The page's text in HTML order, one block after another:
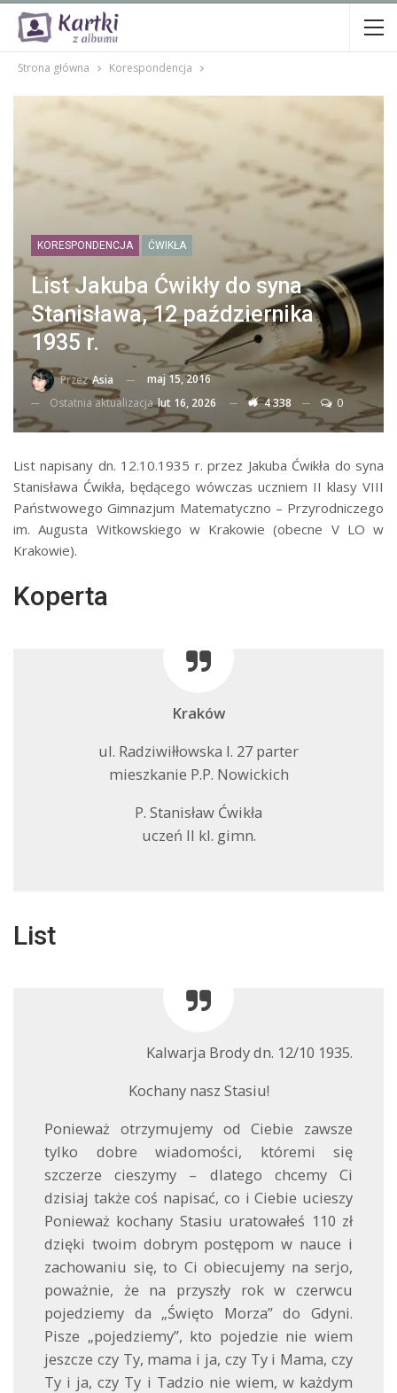
Strona główna Korespondencja
KORESPONDENCJA ĆWIKŁA
List Jakuba Ćwikły do syna
Stanisława, 12 października
1935 r.
PrzezAsia
maj 15, 2016
Ostatnia aktualizacjalut 16, 2026 4 338 0
List napisany dn. 12.10.1935 r. przez Jakuba Ćwikła do syna
Stanisława Ćwikła, będącego wówczas uczniem II klasy VIII
Państwowego Gimnazjum Matematyczno – Przyrodniczego
im. Augusta Witkowskiego w Krakowie (obecne V LO w
Krakowie).
Koperta
Kraków
ul. Radziwiłłowska l. 27 parter
mieszkanie P.P. Nowickich
P. Stanisław Ćwikła
uczeń II kl. gimn.
List
Kalwarja Brody dn. 12/10 1935.
Kochany nasz Stasiu!
Ponieważ otrzymujemy od Ciebie zawsze
tylko dobre wiadomości, któremi się
szczerze cieszymy – dlatego chcemy Ci
dzisiaj także coś napisać, co i Ciebie ucieszy
Ponieważ kochany Stasiu uratowałeś 110 zł
dzięki twoim dobrym postępom w nauce i
zachowaniu się, to Ci obiecujemy na serjo,
poważnie, że na przyszły rok w czerwcu
pojedziemy da „Święto Morza” do Gdyni.
Pisze „pojedziemy”, kto pojedzie nie wiem
jeszcze czy Ty, mama i ja, czy Ty i Mama, czy
Ty i ja, czy Ty i Tadzio nie wiem, w każdym